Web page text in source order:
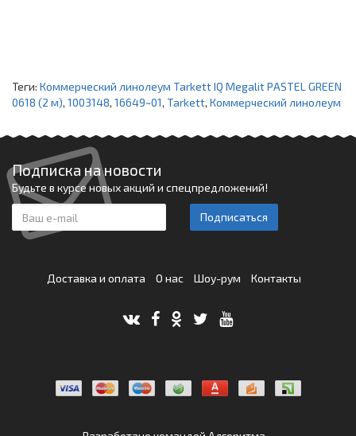
Теги: Коммерческий линолеум Tarkett IQ Megalit PASTEL GREEN
0618 (2 м), 1003148, 16649~01, Tarkett, Коммерческий линолеум
Подписка на новости
Будьте в курсе новых акций и спецпредложений!
Подписаться
Доставка и оплата О нас Шоу-рум Контакты